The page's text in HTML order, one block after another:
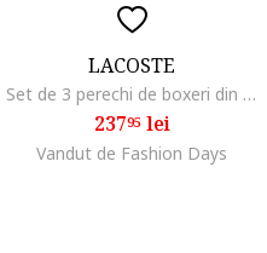
LACOSTE
Set de 3 perechi de boxeri din amestec de bumbac, Alb/Negru/Gri
23795lei
Vandut de Fashion Days